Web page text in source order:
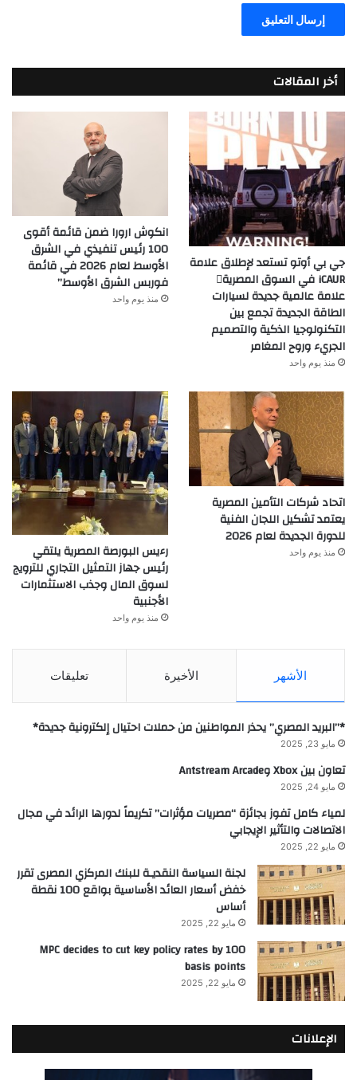
أخر المقالات
جي بي أوتو تستعد لإطلاق علامة
iCAUR في السوق المصرية
علامة عالمية جديدة لسيارات
الطاقة الجديدة تجمع بين
التكنولوجيا الذكية والتصميم
الجريء وروح المغامر
منذ يوم واحد
انكوش ارورا ضمن قائمة أقوى
100 رئيس تنفيذي في الشرق
الأوسط لعام 2026 في قائمة
فوربس الشرق الأوسط”
منذ يوم واحد
اتحاد شركات التأمين المصرية
يعتمد تشكيل اللجان الفنية
للدورة الجديدة لعام 2026
منذ يوم واحد
رءيس البورصة المصرية يلتقي
رئيس جهاز التمثيل التجاري للترويج
لسوق المال وجذب الاستثمارات
الأجنبية
منذ يوم واحد
الأشهر الأخيرة تعليقات
*”البريد المصري” يحذر المواطنين من حملات احتيال إلكترونية جديدة*
مايو 23, 2025
تعاون بين Xbox وAntstream Arcade
مايو 24, 2025
لمياء كامل تفوز بجائزة “مصريات مؤثرات” تكريماً لدورها الرائد في مجال
الاتصالات والتأثير الإيجابي
مايو 22, 2025
لجنة السياسة النقديـة للبنك المركزي المصرى تقرر
خفض أسعار العائد الأساسية بواقع 100 نقطة
أساس
مايو 22, 2025
MPC decides to cut key policy rates by 100
basis points
مايو 22, 2025
الإعلانات